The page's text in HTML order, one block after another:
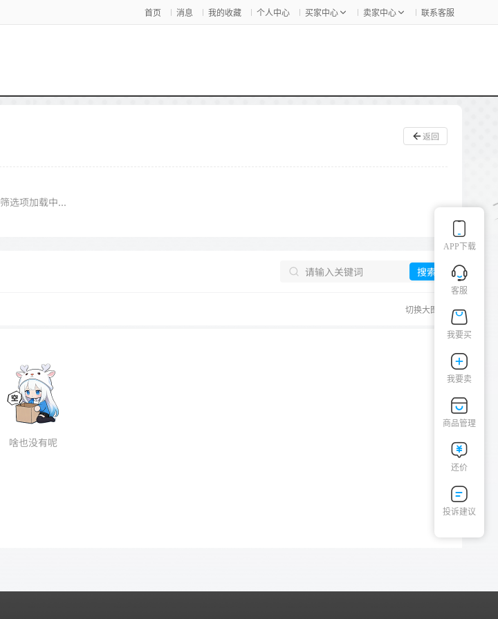
首页 消息 我的收藏 个人中心 买家中心 卖家中心 联系客服
返回
筛选项加载中...
搜索
切换大图
啥也没有呢
APP下载
客服
我要买
我要卖
商品管理
还价
投诉建议